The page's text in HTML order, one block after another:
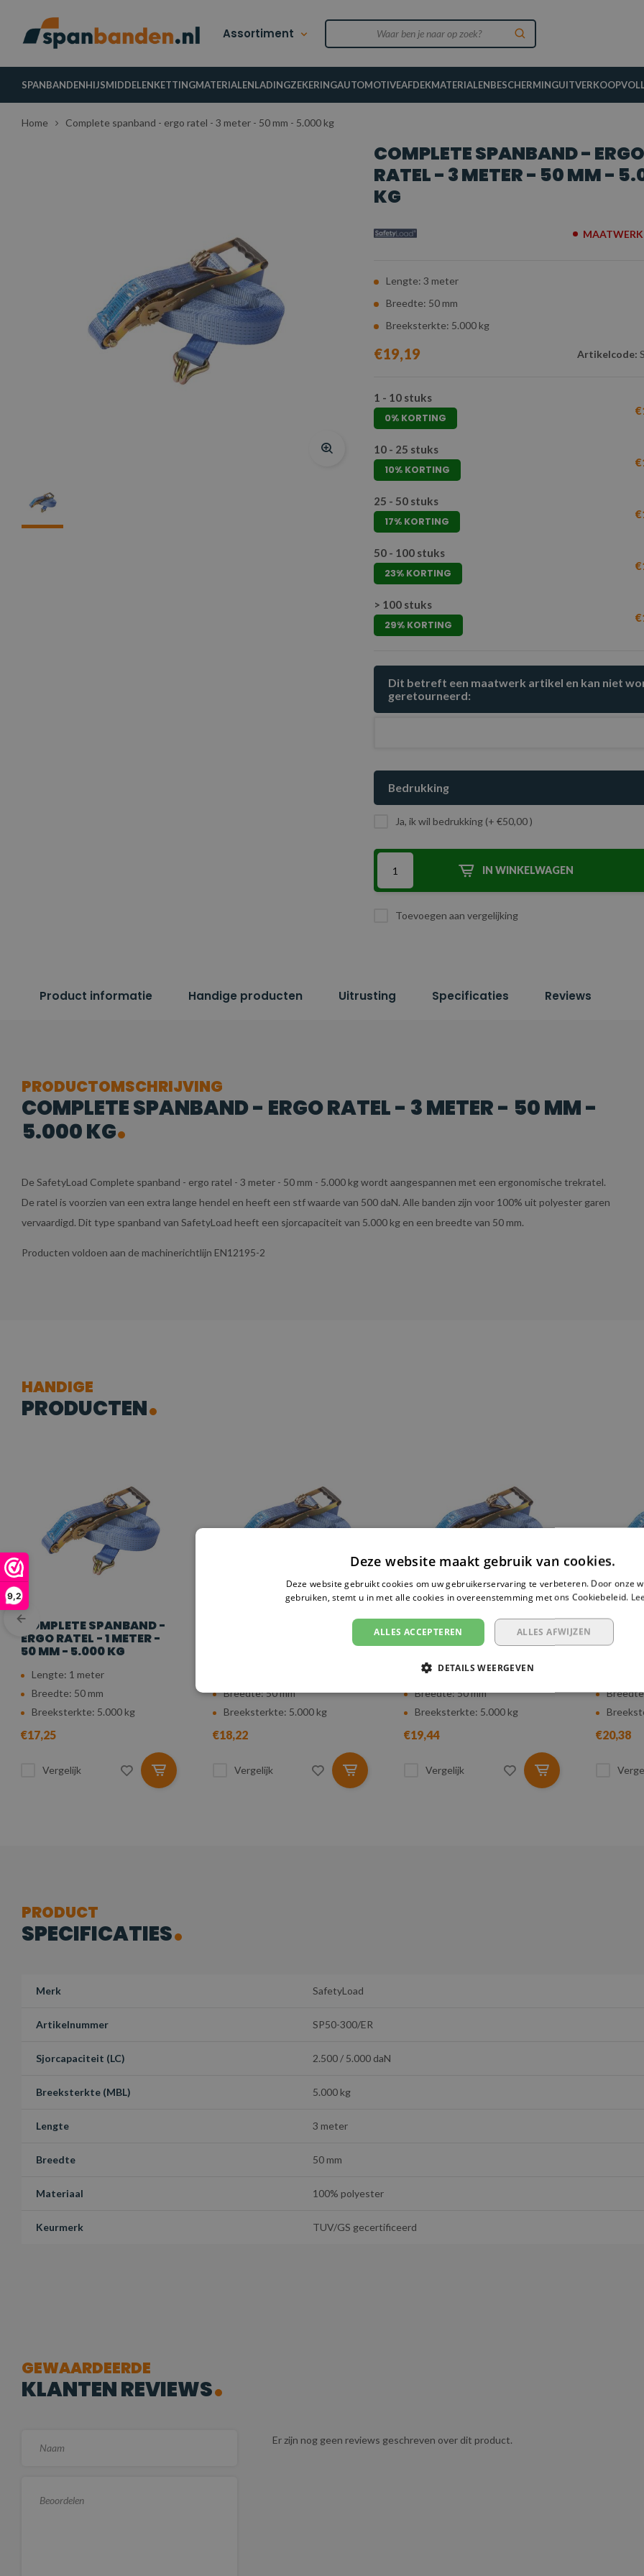
9,2
Assortiment
SPANBANDENHIJSMIDDELENKETTINGMATERIALENLADINGZEKERINGAUTOMOTIVEAFDEKMATERIALENBESCHERMINGUITVERKOOP
Home Complete spanband - ergo ratel - 3 meter - 50 mm - 5.000 kg
COMPLETE SPANBAND - ERGO
RATEL - 3 METER - 50 MM -
KG
Lengte: 3 meter
Breedte: 50 mm
Breeksterkte: 5.000 kg
€19,19 Artikelcode:
1 - 10 stuks
0% KORTING
10 - 25 stuks
10% KORTING
25 - 50 stuks
17% KORTING
50 - 100 stuks
23% KORTING
> 100 stuks
29% KORTING
Dit betreft een maatwerk artikel en kan niet
geretourneerd:
Bedrukking
Ja, ik wil bedrukking (+ €50,00 )
IN WINKELWAGEN
Toevoegen aan vergelijking
Product informatie Handige producten Uitrusting Specificaties Reviews
PRODUCTOMSCHRIJVING
COMPLETE SPANBAND - ERGO RATEL - 3 METER - 50 MM -
5.000 KG
De SafetyLoad Complete spanband - ergo ratel - 3 meter - 50 mm - 5.000 kg wordt aangespannen met een ergonomische trekratel.
De ratel is voorzien van een extra lange hendel en heeft een stf waarde van 500 daN. Alle banden zijn voor 100% uit polyester garen
vervaardigd. Dit type spanband van SafetyLoad heeft een sjorcapaciteit van 5.000 kg en een breedte van 50 mm.
Producten voldoen aan de machinerichtlijn EN12195-2
HANDIGE
PRODUCTEN
COMPLETE SPANBAND -
ERGO RATEL - 1 METER -
50 MM - 5.000 KG
Lengte: 1 meter
Breedte: 50 mm
Breeksterkte: 5.000 kg
€17,25
Vergelijk
COMPLETE SPANBAND -
ERGO RATEL - 2 METER -
Breedte: 50 mm
Breeksterkte: 5.000 kg
€18,22
Vergelijk
COMPLETE SPANBAND -
ERGO RATEL - 4 METER -
50 MM - 5.000 KG
Lengte: 4 meter
Breedte: 50 mm
Breeksterkte: 5.000 kg
€19,44
Vergelijk
ERGO
50 MM -
€20,38
PRODUCT
SPECIFICATIES
Merk SafetyLoad
Artikelnummer SP50-300/ER
Sjorcapaciteit (LC) 2.500 / 5.000 daN
Breeksterkte (MBL) 5.000 kg
Lengte 3 meter
Breedte 50 mm
Materiaal 100% polyester
Keurmerk TUV/GS gecertificeerd
GEWAARDEERDE
KLANTEN REVIEWS
Er zijn nog geen reviews geschreven over dit product.
Deze website maakt gebruik van cookies.
Deze website gebruikt cookies om uw gebruikerservaring te verbeteren. Door onze
gebruiken, stemt u in met alle cookies in overeenstemming met ons Cookiebeleid.
ALLES ACCEPTEREN ALLES AFWIJZEN
DETAILS WEERGEVEN